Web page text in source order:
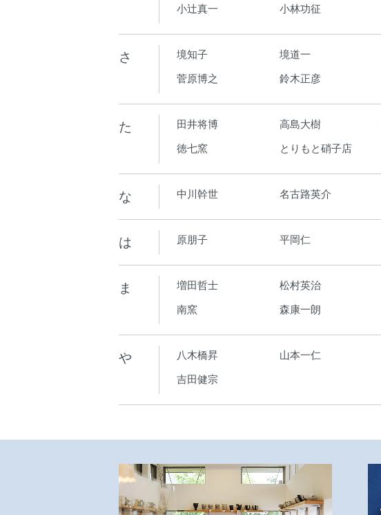
小辻真一
小林功征
さ 境知子 境道一
菅原博之
鈴木正彦
た 田井将博 高島大樹
徳七窯
とりもと硝子店
な 中川幹世 名古路英介
は 原朋子 平岡仁
ま 増田哲士 松村英治
南窯
森康一朗
や 八木橋昇 山本一仁
吉田健宗